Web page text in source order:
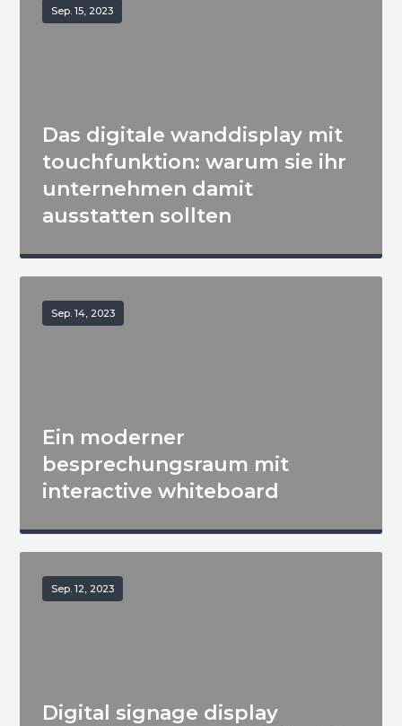
Sep. 15, 2023
Das digitale wanddisplay mit
touchfunktion: warum sie ihr
unternehmen damit
ausstatten sollten
Sep. 14, 2023
Ein moderner
besprechungsraum mit
interactive whiteboard
Sep. 12, 2023
Digital signage display